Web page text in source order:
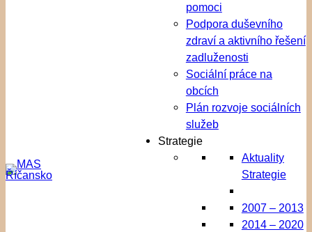
pomoci
Podpora duševního
zdraví a aktivního řešení
zadluženosti
Sociální práce na
obcích
Plán rozvoje sociálních
služeb
Strategie
Aktuality
Strategie
2007 – 2013
2014 – 2020